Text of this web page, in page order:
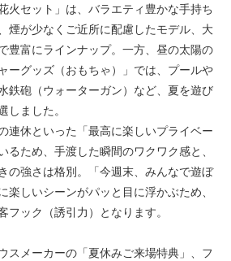
火セット」は、バラエティ豊かな手持ち
煙が少なくご近所に配慮したモデル、大
豊富にラインナップ。一方、昼の太陽の
ーグッズ（おもちゃ）」では、プールや
鉄砲（ウォーターガン）など、夏を遊び
しました。
連休といった「最高に楽しいプライベー
るため、手渡した瞬間のワクワク感と、
の強さは格別。「今週末、みんなで遊ぼ
楽しいシーンがパッと目に浮かぶため、
フック（誘引力）となります。
スメーカーの「夏休みご来場特典」、フ